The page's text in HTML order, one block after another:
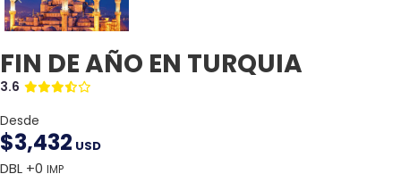
FIN DE AÑO EN TURQUIA
3.6
Desde
$3,432 USD
DBL +0 IMP